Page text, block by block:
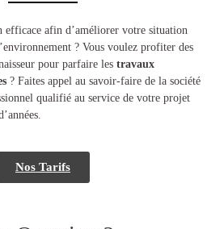
efficace afin d’améliorer votre situation
? Vous voulez profiter des
pour parfaire les travaux
? Faites appel au savoir-faire de la société
qualifié au service de votre projet
Nos Tarifs